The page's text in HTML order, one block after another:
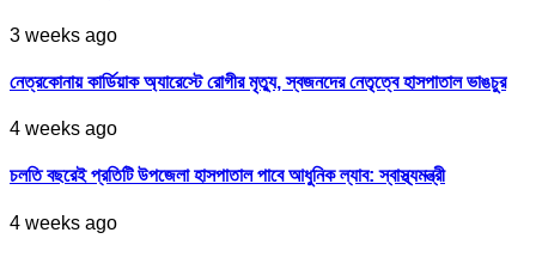
3 weeks ago
নেত্রকোনায় কার্ডিয়াক অ্যারেস্টে রোগীর মৃত্যু, স্বজনদের নেতৃত্বে হাসপাতাল ভাঙচুর
4 weeks ago
চলতি বছরেই প্রতিটি উপজেলা হাসপাতাল পাবে আধুনিক ল্যাব: স্বাস্থ্যমন্ত্রী
4 weeks ago